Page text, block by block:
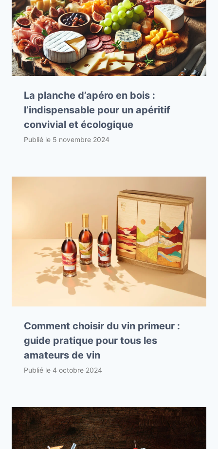
La planche d’apéro en bois :
l’indispensable pour un apéritif
convivial et écologique
Publié le 5 novembre 2024
Comment choisir du vin primeur :
guide pratique pour tous les
amateurs de vin
Publié le 4 octobre 2024